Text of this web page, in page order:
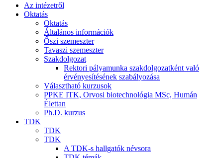
Az intézetről
Oktatás
Oktatás
Általános információk
Őszi szemeszter
Tavaszi szemeszter
Szakdolgozat
Rektori pályamunka szakdolgozatként való
érvényesítésének szabályozása
Választható kurzusok
PPKE ITK, Orvosi biotechnológia MSc, Humán
Élettan
Ph.D. kurzus
TDK
TDK
TDK
A TDK-s hallgatók névsora